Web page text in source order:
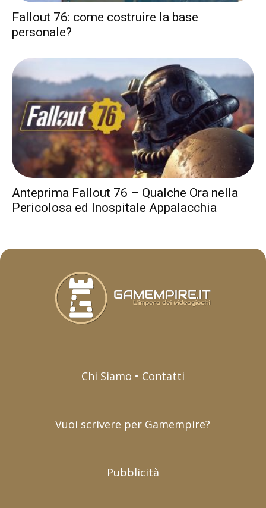
Fallout 76: come costruire la base
personale?
Anteprima Fallout 76 – Qualche Ora nella
Pericolosa ed Inospitale Appalacchia
Chi Siamo • Contatti
Vuoi scrivere per Gamempire?
Pubblicità